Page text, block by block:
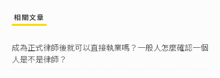
I 律師與法院院長有配偶、五親等內血親或三親等
內姻親之關係者，不得在該法院辦理訴訟事件。
在該檢察署及對應配置之法院辦理刑事訴訟案件
及以檢察署或檢察官為當事人或參加人之民事事
相關文章
成為正式律師後就可以直接執業嗎？一般人怎麼確認一個
人是不是律師？